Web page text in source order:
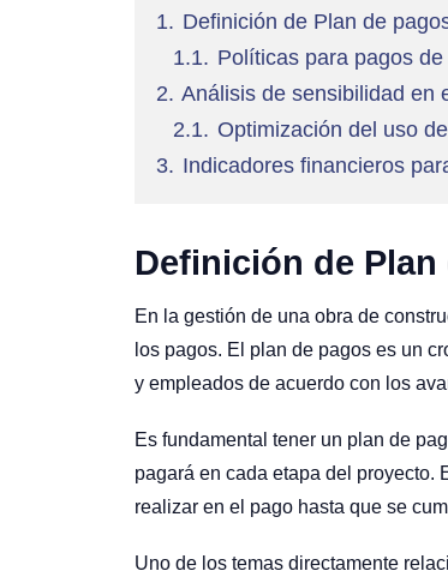
1. Definición de Plan de
1.1. Políticas para pagos
2. Análisis de sensibilidad en
2.1. Optimización del uso
3. Indicadores financieros
Definición de
En la gestión de una obra de
los pagos. El plan de pagos es un
y empleados de acuerdo con los
Es fundamental tener un plan de
pagará en cada etapa del proyecto.
realizar en el pago hasta que se
Uno de los temas directamente